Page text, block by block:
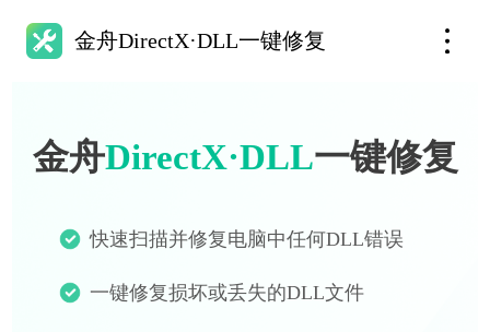
金舟DirectX·DLL一键修复
金舟DirectX·DLL一键修复
快速扫描并修复电脑中任何DLL错误
一键修复损坏或丢失的DLL文件